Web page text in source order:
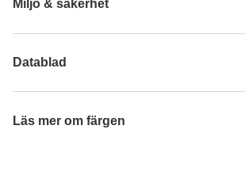
Miljö & säkerhet
Datablad
Läs mer om färgen